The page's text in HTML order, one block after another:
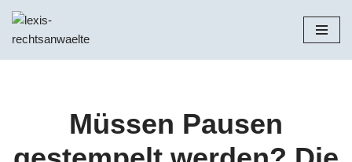
Zum
Inhalt
Müssen Pausen